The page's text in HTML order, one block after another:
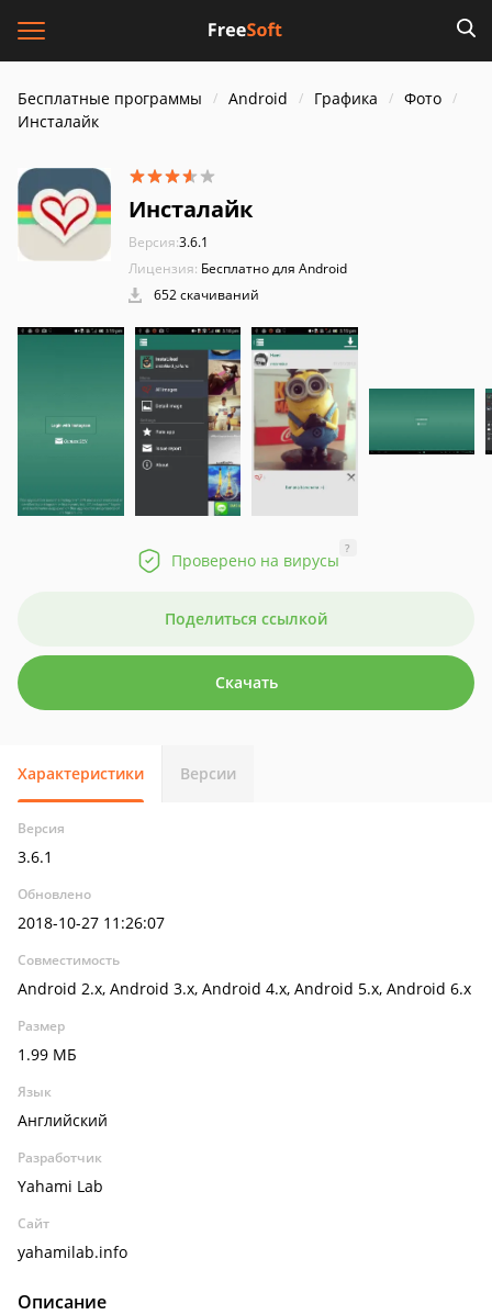
Бесплатные программы Android Графика
Фото
Инсталайк
Инсталайк
Версия:3.6.1
Лицензия: Бесплатно для Android
652 скачиваний
Проверено на вирусы
?
Поделиться ссылкой
Скачать
Характеристики Версии
Версия
3.6.1
Обновлено
2018-10-27 11:26:07
Совместимость
Android 2.x, Android 3.x, Android 4.x, Android 5.x, Android 6.x
Размер
1.99 МБ
Язык
Английский
Разработчик
Yahami Lab
Сайт
yahamilab.info
Описание